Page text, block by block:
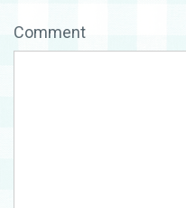
Comment